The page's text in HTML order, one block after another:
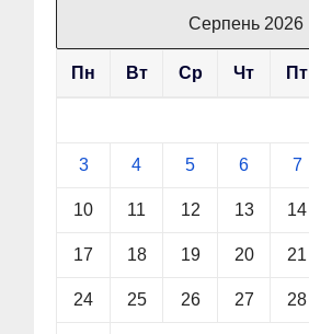
Серпень 2026
Пн Вт Ср Чт Пт
3 4 5 6 7
10 11 12 13 14
17 18 19 20 21
24 25 26 27 28